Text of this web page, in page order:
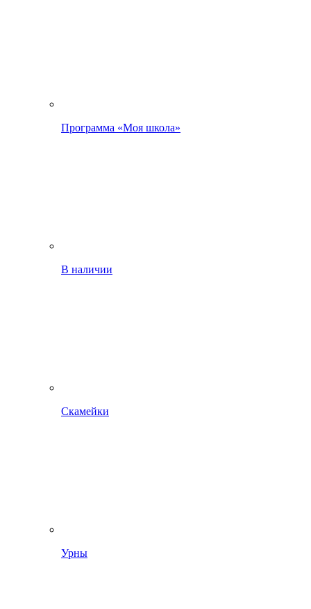
Программа «Моя школа»
В наличии
Скамейки
Урны